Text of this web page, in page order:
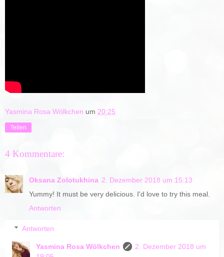
Yasmina Rosa Wölkchen um 20:25
Teilen
4 Kommentare:
Oksana Zolotukhina 2. Dezember 2018 um 15:13
Yummy! It must be very delicious. I'd love to try this meal.
Antworten
Antworten
Yasmina Rosa Wölkchen
2. Dezember 2018 um